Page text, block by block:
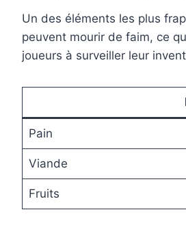
Un des éléments les plus
peuvent mourir de faim, ce
joueurs à surveiller leur
Pain
Viande
Fruits